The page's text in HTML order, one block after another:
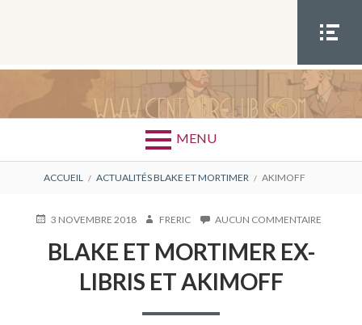
MEN
U
SOCIA
CATÉGORIE : AKIMOFF
MENU
FIL
D'ARIANE
ACCUEIL ACTUALITÉS BLAKE ET MORTIMER AKIMOFF
PUBLIÉ3 NOVEMBRE 2018 AUTEUR
FRERIC AUCUN COMMENTAIRESUR
BLAKE ET MORTIMER EX-
LIBRIS ET AKIMOFF